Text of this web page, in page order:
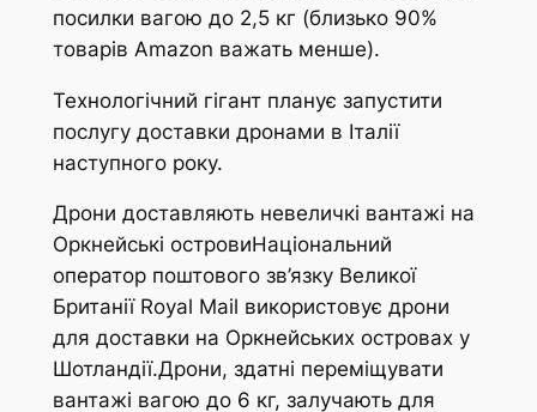
посилки вагою до 2,5 кг (близько 90%
товарів Amazon важать менше).
Технологічний гігант планує запустити
послугу доставки дронами в Італії
наступного року.
Дрони доставляють невеличкі вантажі на
Оркнейські островиНаціональний
оператор поштового зв’язку Великої
Британії Royal Mail використовує дрони
для доставки на Оркнейських островах у
Шотландії.Дрони, здатні переміщувати
вантажі вагою до 6 кг, залучають для